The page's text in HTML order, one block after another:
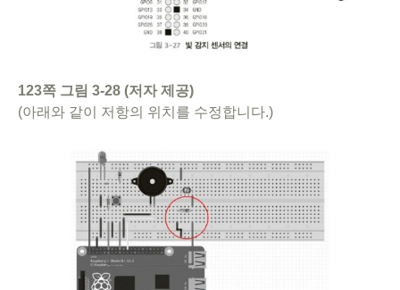
123쪽 그림 3-28 (저자 제공)
(아래와 같이 저항의 위치를 수정합니다.)